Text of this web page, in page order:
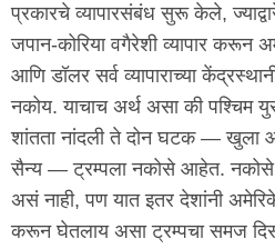
प्रकारचे व्यापारसंबंध सुरू केले,
जपान-कोरिया वगैरेशी व्यापार करून
आणि डॉलर सर्व व्यापाराच्या
नकोय. याचाच अर्थ असा की पश्चिम
शांतता नांदली ते दोन घटक — खुला
सैन्य — ट्रम्पला नकोसे आहेत.
असं नाही, पण यात इतर देशांनी
करून घेतलाय असा ट्रम्पचा समज